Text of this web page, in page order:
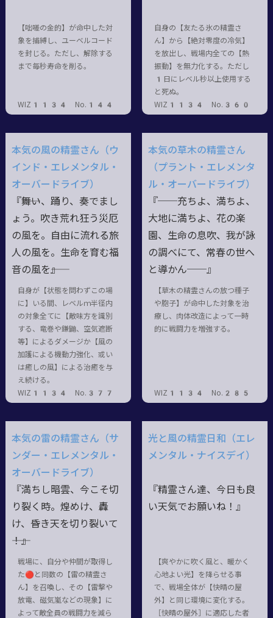
【咄嗟の金的】が命中した対
象を捕縛し、ユーベルコード
を封じる。ただし、解除する
まで毎秒寿命を削る。
WIZ1134 No.144
自身の【友たる氷の精霊さ
ん】から【絶対零度の冷気】
を放出し、戦場内全ての【熱
振動】を無力化する。ただし
1日にレベル秒以上使用する
と死ぬ。
WIZ1134 No.360
本気の風の精霊さん（ウ
インド・エレメンタル・
オーバードライブ）
『――舞い、踊り、奏でまし
ょう。吹き荒れ狂う災厄
の風を。自由に流れる旅
人の風を。生命を育む福
音の風を――』
自身が【状態を問わずこの場
に】いる間、レベルｍ半径内
の対象全てに【敵味方を識別
する、竜巻や鎌鼬、空気遮断
等】によるダメージか【風の
加護による機動力強化、或い
は癒しの風】による治癒を与
え続ける。
WIZ1134 No.377
本気の草木の精霊さん
（プラント・エレメンタ
ル・オーバードライブ）
『──充ちよ、満ちよ、
大地に満ちよ、花の楽
園、生命の息吹、我が詠
の調べにて、常春の世へ
と導かん──』
【草木の精霊さんの放つ種子
や胞子】が命中した対象を治
療し、肉体改造によって一時
的に戦闘力を増強する。
WIZ1134 No.285
本気の雷の精霊さん（サ
ンダー・エレメンタル・
オーバードライブ）
『満ちし暗雲、今こそ切
り裂く時。煌めけ、轟
け、昏き天を切り裂いて
――！』
戦場に、自分や仲間が取得し
た🔴と同数の【雷の精霊さ
ん】を召喚し、その【雷撃や
放電、磁気嵐などの現象】に
よって敵全員の戦闘力を減ら
光と風の精霊日和（エレ
メンタル・ナイスデイ）
『精霊さん達、今日も良
い天気でお願いね！』
【爽やかに吹く風と、暖かく
心地よい光】を降らせる事
で、戦場全体が【快晴の屋
外】と同じ環境に変化する。
［快晴の屋外］に適応した者